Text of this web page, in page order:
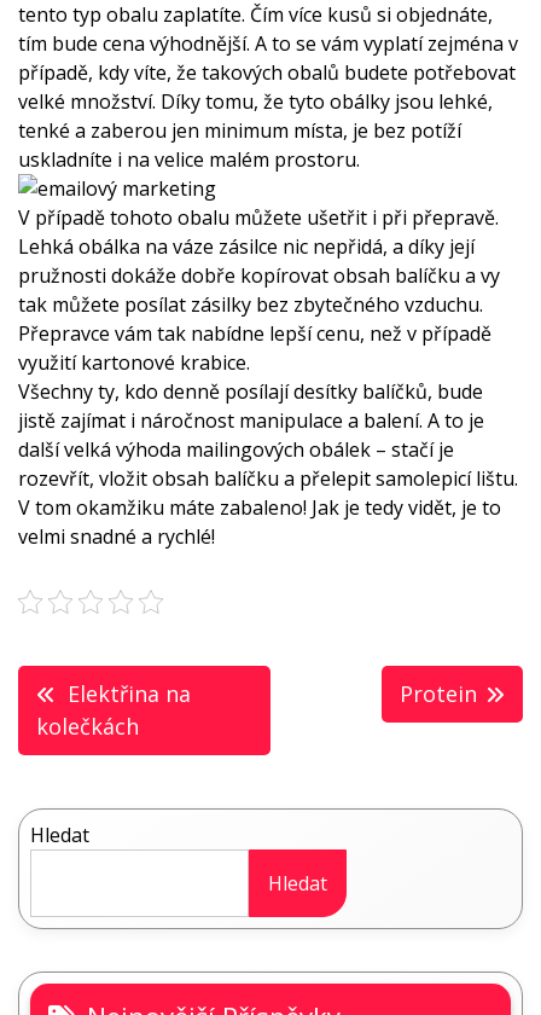
tento typ obalu zaplatíte. Čím více kusů si objednáte,
tím bude cena výhodnější. A to se vám vyplatí zejména v
případě, kdy víte, že takových obalů budete potřebovat
velké množství. Díky tomu, že tyto obálky jsou lehké,
tenké a zaberou jen minimum místa, je bez potíží
uskladníte i na velice malém prostoru.
V případě tohoto obalu můžete ušetřit i při přepravě.
Lehká obálka na váze zásilce nic nepřidá, a díky její
pružnosti dokáže dobře kopírovat obsah balíčku a vy
tak můžete posílat zásilky bez zbytečného vzduchu.
Přepravce vám tak nabídne lepší cenu, než v případě
využití kartonové krabice.
Všechny ty, kdo denně posílají desítky balíčků, bude
jistě zajímat i náročnost manipulace a balení. A to je
další velká výhoda mailingových obálek – stačí je
rozevřít, vložit obsah balíčku a přelepit samolepicí lištu.
V tom okamžiku máte zabaleno! Jak je tedy vidět, je to
velmi snadné a rychlé!
Navigace
pro
Elektřina na
kolečkách
Protein
Hledat
Hledat